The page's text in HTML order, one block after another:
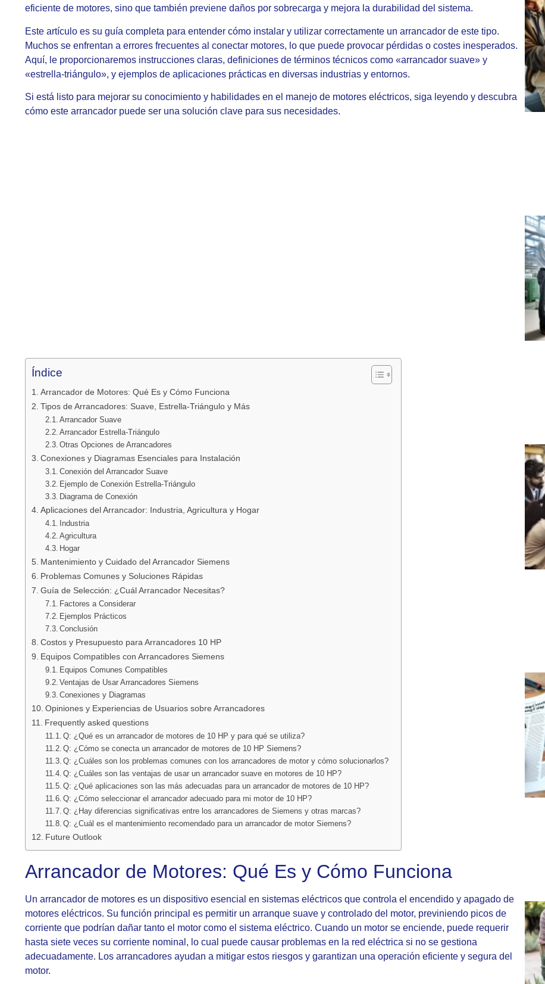
eficiente de motores, sino que también previene daños por sobrecarga y mejora la durabilidad del sistema.
Este artículo es su guía completa para entender cómo instalar y utilizar correctamente un arrancador de este tipo.
Muchos se enfrentan a errores frecuentes al conectar motores, lo que puede provocar pérdidas o costes inesperados.
Aquí, le proporcionaremos instrucciones claras, definiciones de términos técnicos como «arrancador suave» y
«estrella-triángulo», y ejemplos de aplicaciones prácticas en diversas industrias y entornos.
Si está listo para mejorar su conocimiento y habilidades en el manejo de motores eléctricos, siga leyendo y descubra
cómo este arrancador puede ser una solución clave para sus necesidades.
Índice
Arrancador de Motores: Qué Es y Cómo Funciona
Tipos de Arrancadores: Suave, Estrella-Triángulo y Más
Arrancador Suave
Arrancador Estrella-Triángulo
Otras Opciones de Arrancadores
Conexiones y Diagramas Esenciales para Instalación
Conexión del Arrancador Suave
Ejemplo de Conexión Estrella-Triángulo
Diagrama de Conexión
Aplicaciones del Arrancador: Industria, Agricultura y Hogar
Industria
Agricultura
Hogar
Mantenimiento y Cuidado del Arrancador Siemens
Problemas Comunes y Soluciones Rápidas
Guía de Selección: ¿Cuál Arrancador Necesitas?
Factores a Considerar
Ejemplos Prácticos
Conclusión
Costos y Presupuesto para Arrancadores 10 HP
Equipos Compatibles con Arrancadores Siemens
Equipos Comunes Compatibles
Ventajas de Usar Arrancadores Siemens
Conexiones y Diagramas
Opiniones y Experiencias de Usuarios sobre Arrancadores
Frequently asked questions
Q: ¿Qué es un arrancador de motores de 10 HP y para qué se utiliza?
Q: ¿Cómo se conecta un arrancador de motores de 10 HP Siemens?
Q: ¿Cuáles son los problemas comunes con los arrancadores de motor y cómo solucionarlos?
Q: ¿Cuáles son las ventajas de usar un arrancador suave en motores de 10 HP?
Q: ¿Qué aplicaciones son las más adecuadas para un arrancador de motores de 10 HP?
Q: ¿Cómo seleccionar el arrancador adecuado para mi motor de 10 HP?
Q: ¿Hay diferencias significativas entre los arrancadores de Siemens y otras marcas?
Q: ¿Cuál es el mantenimiento recomendado para un arrancador de motor Siemens?
Future Outlook
Arrancador de Motores: Qué Es y Cómo Funciona
Un arrancador de motores es un dispositivo esencial en sistemas eléctricos que controla el encendido y apagado de
motores eléctricos. Su función principal es permitir un arranque suave y controlado del motor, previniendo picos de
corriente que podrían dañar tanto el motor como el sistema eléctrico. Cuando un motor se enciende, puede requerir
hasta siete veces su corriente nominal, lo cual puede causar problemas en la red eléctrica si no se gestiona
adecuadamente. Los arrancadores ayudan a mitigar estos riesgos y garantizan una operación eficiente y segura del
motor.